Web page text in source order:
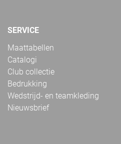
SERVICE
Maattabellen
Catalogi
Club collectie
Bedrukking
Wedstrijd- en teamkleding
Nieuwsbrief